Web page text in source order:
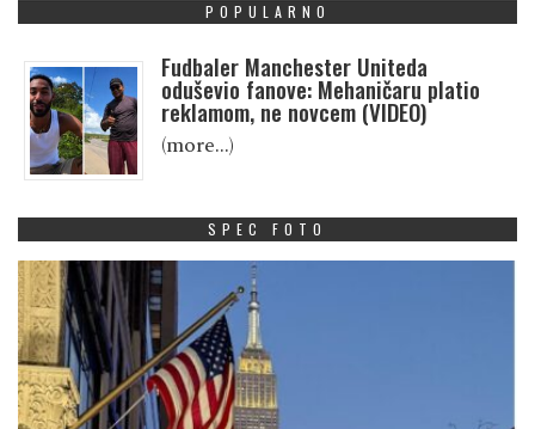
POPULARNO
Fudbaler Manchester Uniteda
oduševio fanove: Mehaničaru platio
reklamom, ne novcem (VIDEO)
(more…)
SPEC FOTO